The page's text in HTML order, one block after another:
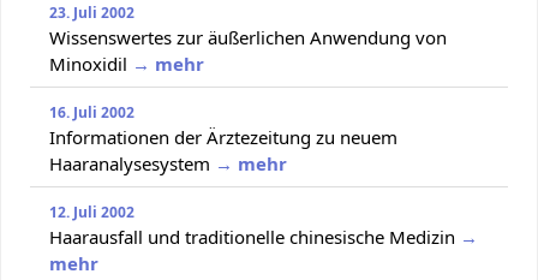
23. Juli 2002
Wissenswertes zur äußerlichen Anwendung von
Minoxidil → mehr
16. Juli 2002
Informationen der Ärztezeitung zu neuem
Haaranalysesystem → mehr
12. Juli 2002
Haarausfall und traditionelle chinesische Medizin →
mehr